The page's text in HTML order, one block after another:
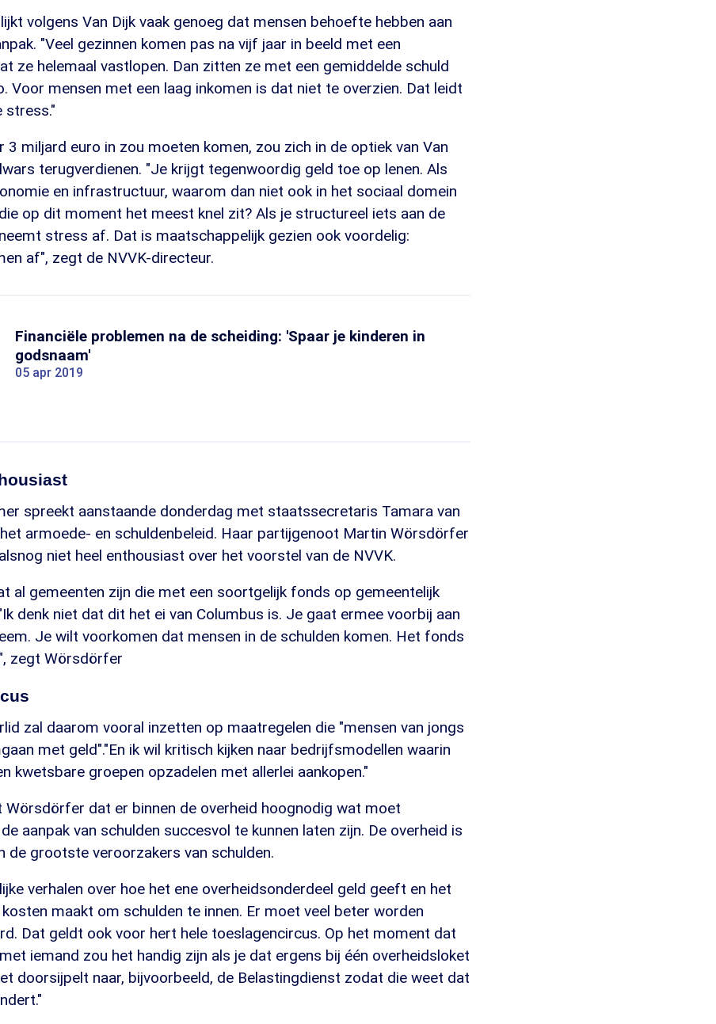
volgens Van Dijk vaak genoeg dat mensen behoefte hebben aan
"Veel gezinnen komen pas na vijf jaar in beeld met een
ze helemaal vastlopen. Dan zitten ze met een gemiddelde schuld
Voor mensen met een laag inkomen is dat niet te overzien. Dat leidt
3 miljard euro in zou moeten komen, zou zich in de optiek van Van
terugverdienen. "Je krijgt tegenwoordig geld toe op lenen. Als
en infrastructuur, waarom dan niet ook in het sociaal domein
op dit moment het meest knel zit? Als je structureel iets aan de
stress af. Dat is maatschappelijk gezien ook voordelig:
af", zegt de NVVK-directeur.
Financiële problemen na de scheiding: 'Spaar je kinderen in
godsnaam'
05 apr 2019
spreekt aanstaande donderdag met staatssecretaris Tamara van
armoede- en schuldenbeleid. Haar partijgenoot Martin Wörsdörfer
niet heel enthousiast over het voorstel van de NVVK.
al gemeenten zijn die met een soortgelijk fonds op gemeentelijk
denk niet dat dit het ei van Columbus is. Je gaat ermee voorbij aan
Je wilt voorkomen dat mensen in de schulden komen. Het fonds
zegt Wörsdörfer
zal daarom vooral inzetten op maatregelen die "mensen van jongs
met geld"."En ik wil kritisch kijken naar bedrijfsmodellen waarin
kwetsbare groepen opzadelen met allerlei aankopen."
Wörsdörfer dat er binnen de overheid hoognodig wat moet
aanpak van schulden succesvol te kunnen laten zijn. De overheid is
de grootste veroorzakers van schulden.
verhalen over hoe het ene overheidsonderdeel geld geeft en het
maakt om schulden te innen. Er moet veel beter worden
Dat geldt ook voor hert hele toeslagencircus. Op het moment dat
iemand zou het handig zijn als je dat ergens bij één overheidsloket
doorsijpelt naar, bijvoorbeeld, de Belastingdienst zodat die weet dat